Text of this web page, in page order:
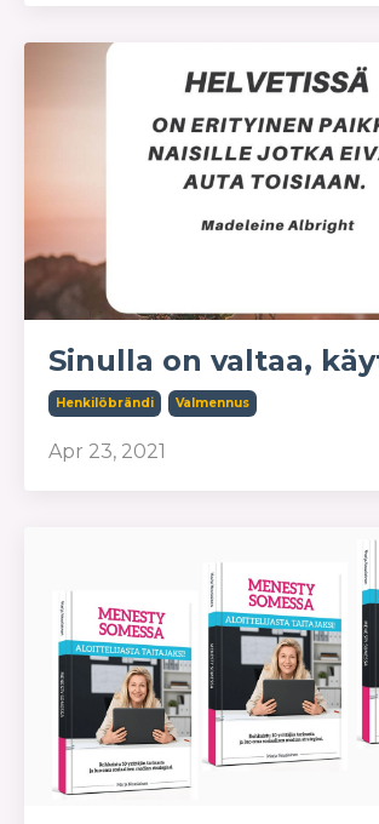
Sinulla on valtaa,
Henkilöbrändi Valmennus
Apr 23, 2021